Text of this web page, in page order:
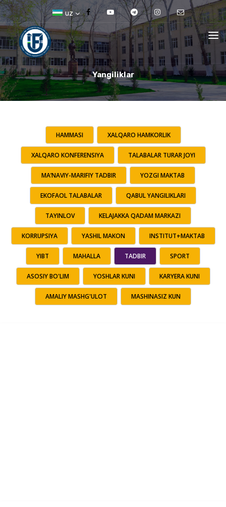
uz
Yangiliklar
HAMMASI XALQARO HAMKORLIK
XALQARO KONFERENSIYA TALABALAR TURAR JOYI
MA’NAVIY-MARIFIY TADBIR YOZGI MAKTAB
EKOFAOL TALABALAR QABUL YANGILIKLARI
TAYINLOV KELAJAKKA QADAM MARKAZI
KORRUPSIYA YASHIL MAKON INSTITUT+MAKTAB
YIBT MAHALLA TADBIR SPORT
ASOSIY BO'LIM YOSHLAR KUNI KARYERA KUNI
AMALIY MASHG'ULOT MASHINASIZ KUN